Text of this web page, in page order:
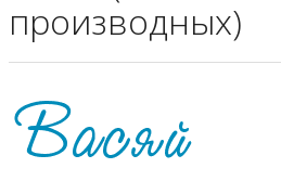
производных)